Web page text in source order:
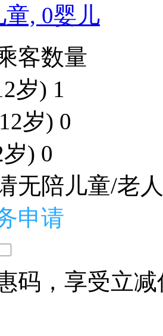
童, 0婴儿
客数量
岁) 1
岁) 0
) 0
无陪儿童/老
申请
码，享受立